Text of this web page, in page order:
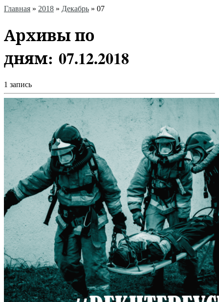
Главная » 2018 » Декабрь » 07
Архивы по
дням: 07.12.2018
1 запись